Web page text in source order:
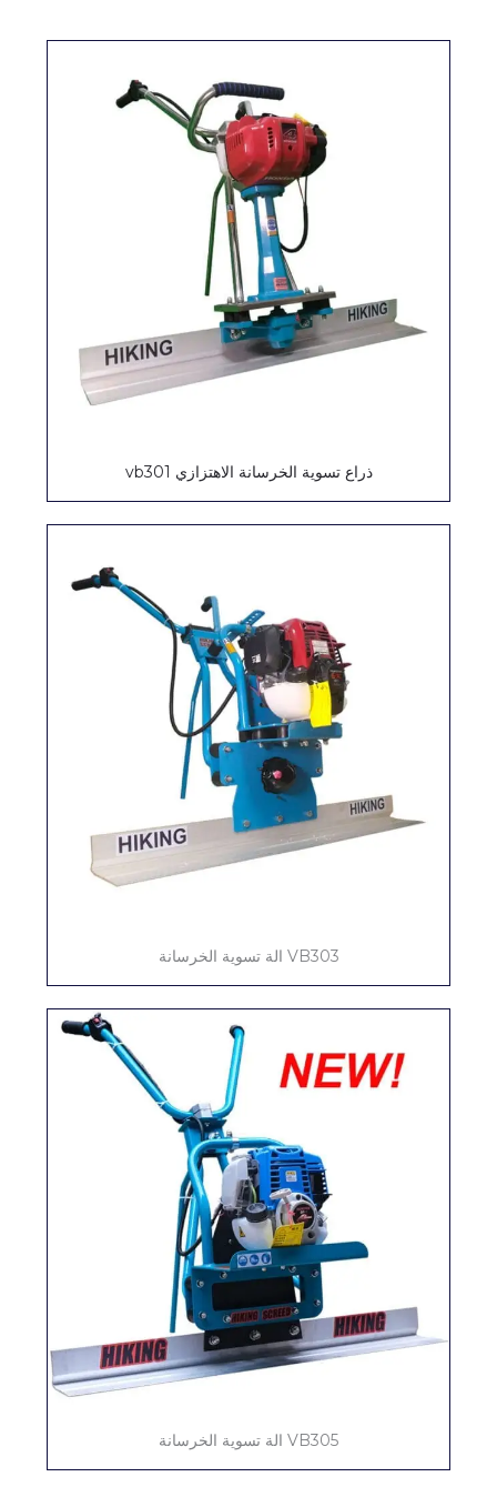
ذراع تسوية الخرسانة الاهتزازي vb301
VB303 الة تسوية الخرسانة
VB305 الة تسوية الخرسانة